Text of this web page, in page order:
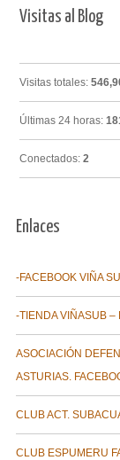
Visitas al Blog
Visitas totales:
Últimas 24 horas:
Conectados: 2
Enlaces
-FACEBOOK VIÑA
-TIENDA VIÑASUB –
ASOCIACIÓN
ASTURIAS.
CLUB ACT.
CLUB ESPUMERU